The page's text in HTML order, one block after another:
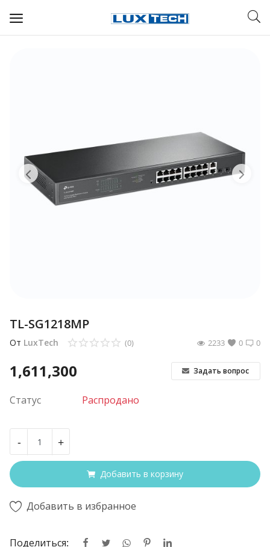
Прочее
Избранное
TL-SG1218MP
От LuxTech 0
(0) 0
2233
1,611,300 Задать вопрос
Статус Распродано
- +
Добавить в корзину
Добавить в избранное
Поделиться: